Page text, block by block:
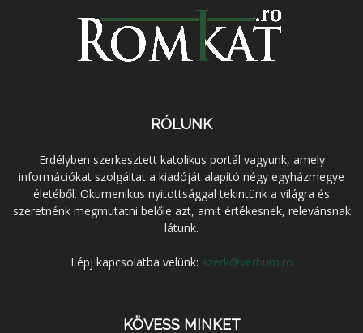
RÓLUNK
Erdélyben szerkesztett katolikus portál vagyunk, amely
információkat szolgáltat a kiadóját alapító négy egyházmegye
életéből. Ökumenikus nyitottsággal tekintünk a világra és
szeretnénk megmutatni belőle azt, amit értékesnek, relevánsnak
látunk.
Lépj kapcsolatba velünk: szerk@verbum.ro
KÖVESS MINKET